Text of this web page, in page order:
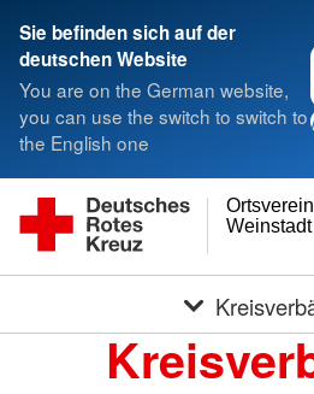
Sie befinden sich auf der
deutschen Website
You are on the German website,
you can use the switch to switch to
the English one
Weinstadt
Ortsverein